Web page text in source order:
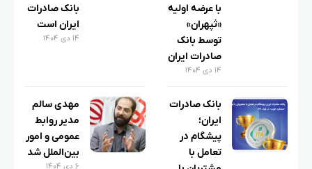
با عرضه اولیه
«ثپهران»
توسط بانک
صادرات ایران
۱۴ دی ۱۴۰۴
بانک صادرات
ایران است
۱۴ دی ۱۴۰۴
بانک صادرات
ایران؛
پیشگام در
تعامل با
مهدی سالم
مدیر روابط
عمومی و امور
بین‌الملل شد
۶ دی ۱۴۰۴